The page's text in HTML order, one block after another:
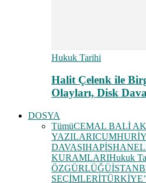
Hukuk Tarihi
Halit Çelenk ile
Olayları, Disk
DOSYA
TümüCEMAL BALİ
YAZILARI
DAVASI
KURAMLARIHukuk
ÖZGÜRLÜĞÜ
SEÇİMLERİ